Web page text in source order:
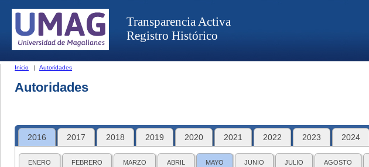
Transparencia Activa
Registro Histórico
Inicio | Autoridades
Autoridades
2016 2017 2018 2019 2020 2021 2022 2023 2024
ENERO FEBRERO MARZO ABRIL MAYO JUNIO JULIO AGOSTO